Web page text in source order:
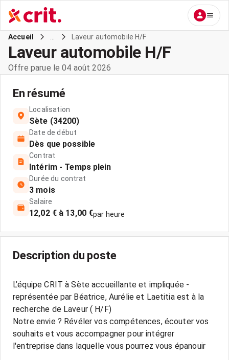
Accueil Laveur automobile H/F
Laveur automobile H/F
Offre parue le 04 août 2026
En résumé
Localisation
Sète (34200)
Date de début
Dès que possible
Contrat
Intérim - Temps plein
Durée du contrat
3 mois
Salaire
12,02 € à 13,00 €par heure
Description du poste
L’équipe CRIT à Sète accueillante et impliquée -
représentée par Béatrice, Aurélie et Laetitia est à la
recherche de Laveur ( H/F)
Notre envie ? Révéler vos compétences, écouter vos
souhaits et vous accompagner pour intégrer
l'entreprise dans laquelle vous pourrez vous épanouir